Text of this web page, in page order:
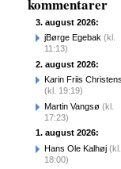
kommentarer
3. august 2026:
jBørge Egebak (kl.
11:13)
2. august 2026:
Karin Friis
(kl. 19:19)
Martin Vangsø (kl.
17:23)
1. august 2026:
Hans Ole Kalhøj (kl.
18:00)